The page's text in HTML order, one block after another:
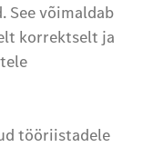
võimaldab
korrektselt ja
tööriistadele